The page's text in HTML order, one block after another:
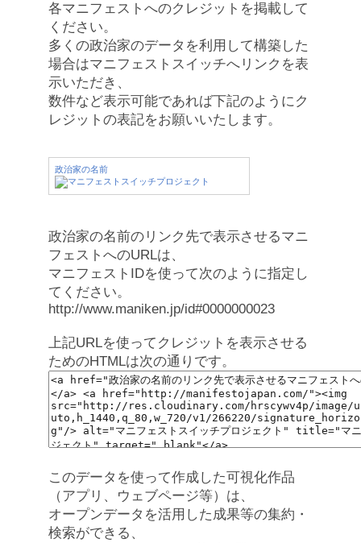
各マニフェストへのクレジットを掲載して
ください。
多くの政治家のデータを利用して構築した
場合はマニフェストスイッチへリンクを表
示いただき、
数件など表示可能であれば下記のようにク
レジットの表記をお願いいたします。
政治家の名前
政治家の名前のリンク先で表示させるマニ
フェストへのURLは、
マニフェストIDを使って次のように指定し
てください。
http://www.maniken.jp/id#0000000023
上記URLを使ってクレジットを表示させる
ためのHTMLは次の通りです。
このデータを使って作成した可視化作品
（アプリ、ウェブページ等）は、
オープンデータを活用した成果等の集約・
検索ができる、